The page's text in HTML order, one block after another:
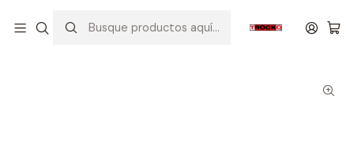
CANASTILLA PORTA EQUIPAJE TRC1013L